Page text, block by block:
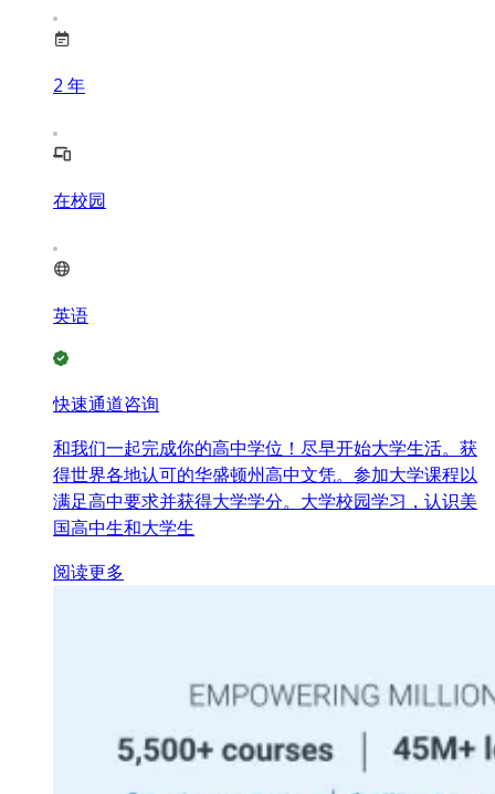
2 年
在校园
英语
快速通道咨询
和我们一起完成你的高中学位！尽早开始大学生活。获
得世界各地认可的华盛顿州高中文凭。参加大学课程以
满足高中要求并获得大学学分。大学校园学习，认识美
国高中生和大学生
阅读更多